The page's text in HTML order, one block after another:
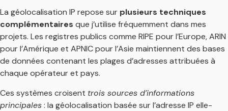
La géolocalisation IP repose sur plusieurs techniques
complémentaires que j’utilise fréquemment dans mes
projets. Les registres publics comme RIPE pour l’Europe, ARIN
pour l’Amérique et APNIC pour l’Asie maintiennent des bases
de données contenant les plages d’adresses attribuées à
chaque opérateur et pays.
Ces systèmes croisent trois sources d’informations
principales: la géolocalisation basée sur l’adresse IP elle-